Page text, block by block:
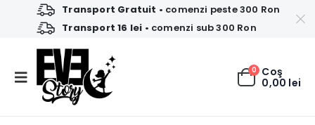
Transport Gratuit • comenzi peste 300 Ron
Transport 16 lei • comenzi sub 300 Ron
0 Coş
0,00 lei